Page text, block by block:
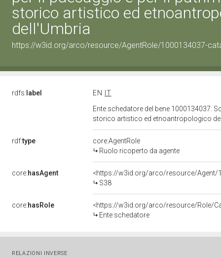
storico artistico ed
dell'Umbria
https://w3id.org/arco/resource/AgentRole/1000134037-
rdfs: label EN
IT
Ente schedatore del bene 1000134037:
storico artistico ed etnoantropologico
rdf:type
core:AgentRole
Ruolo ricoperto da agente
core:hasAgent
<https://w3id.org/arco/resource/Agent/
S38
core:hasRole
<https://w3id.org/arco/resource/Role/
Ente schedatore
RELAZIONI INVERSE